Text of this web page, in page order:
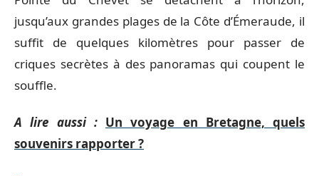
jusqu’aux grandes plages de la Côte d’Émeraude, il
suffit de quelques kilomètres pour passer de
criques secrètes à des panoramas qui coupent le
souffle.
A lire aussi : Un voyage en Bretagne, quels
souvenirs rapporter ?